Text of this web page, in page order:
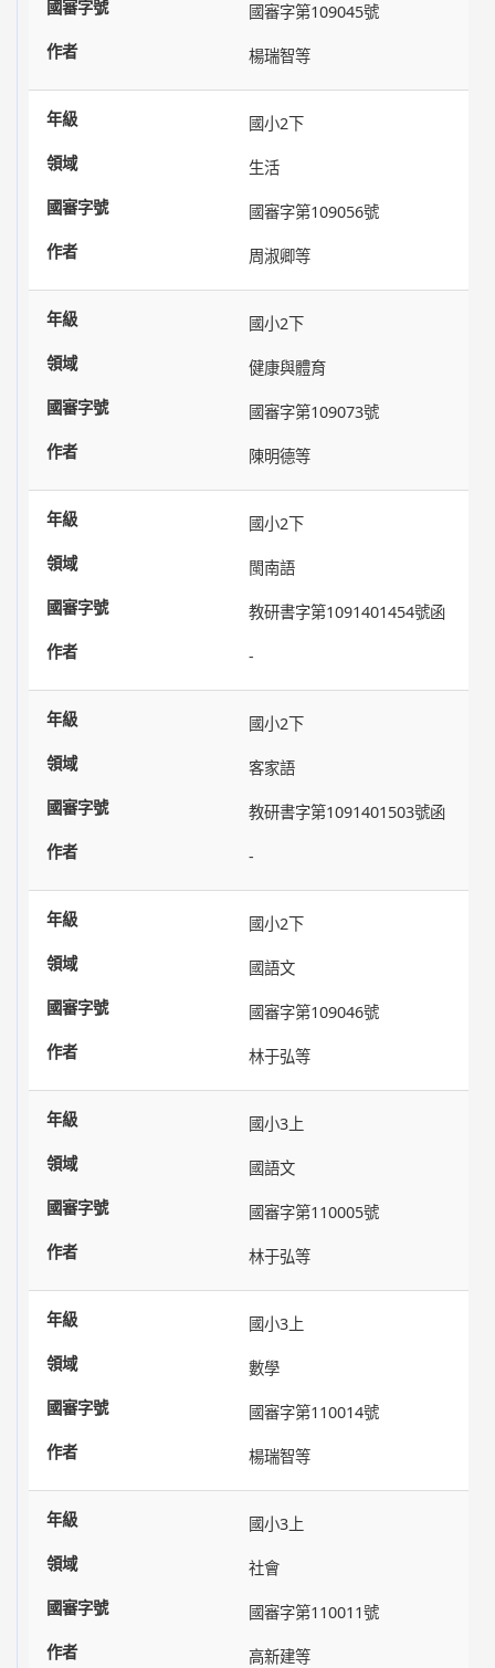
國審字第109045號
楊瑞智等
國小2下
生活
國審字第109056號
周淑卿等
國小2下
健康與體育
國審字第109073號
陳明德等
國小2下
閩南語
教研書字第1091401454號函
-
國小2下
客家語
教研書字第1091401503號函
-
國小2下
國語文
國審字第109046號
林于弘等
國小3上
國語文
國審字第110005號
林于弘等
國小3上
數學
國審字第110014號
楊瑞智等
國小3上
社會
國審字第110011號
高新建等